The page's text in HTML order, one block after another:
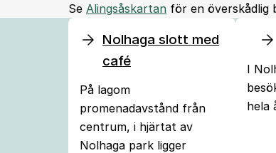
Se Alingsåskartan för en överskådlig
Nolhaga slott med
café
På lagom
promenadavstånd från
centrum, i hjärtat av
Nolhaga park ligger
I
hela